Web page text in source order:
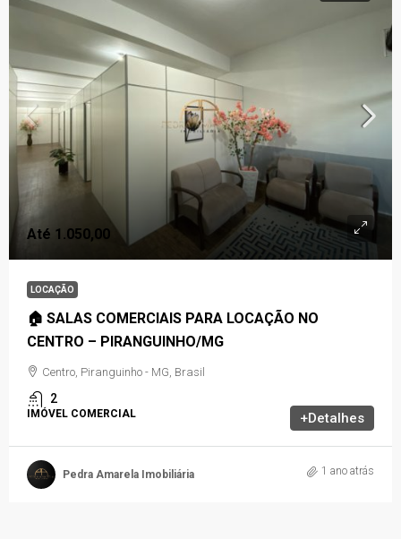
Até 1.050,00
LOCAÇÃO
🏠 SALAS COMERCIAIS PARA LOCAÇÃO NO
CENTRO – PIRANGUINHO/MG
Centro, Piranguinho - MG, Brasil
2
IMÓVEL COMERCIAL +Detalhes
Pedra Amarela Imobiliária 1 ano atrás